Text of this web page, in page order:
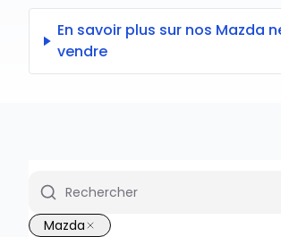
En savoir plus sur nos Mazda
vendre
Mazda